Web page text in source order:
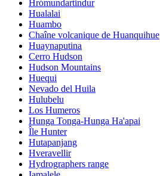
Hrómundartindur
Hualalai
Huambo
Chaîne volcanique de Huanquihue
Huaynaputina
Cerro Hudson
Hudson Mountains
Huequi
Nevado del Huila
Hulubelu
Los Humeros
Hunga Tonga-Hunga Ha'apai
Île Hunter
Hutapanjang
Hveravellir
Hydrographers range